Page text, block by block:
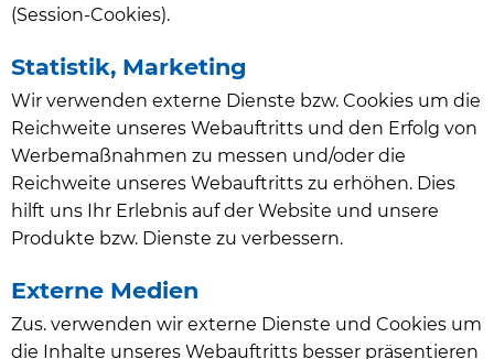
(Session-Cookies).
Statistik, Marketing
Wir verwenden externe Dienste bzw. Cookies um die
Reichweite unseres Webauftritts und den Erfolg von
Werbemaßnahmen zu messen und/oder die
Reichweite unseres Webauftritts zu erhöhen. Dies
hilft uns Ihr Erlebnis auf der Website und unsere
Produkte bzw. Dienste zu verbessern.
Externe Medien
Zus. verwenden wir externe Dienste und Cookies um
die Inhalte unseres Webauftritts besser präsentieren